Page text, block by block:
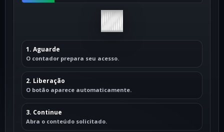
1. Aguarde
O contador prepara seu acesso.
2. Liberação
O botão aparece automaticamente.
3. Continue
Abra o conteúdo solicitado.